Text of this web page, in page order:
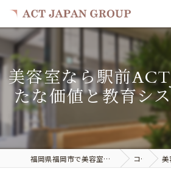
美容室なら駅前
たな価値と教育シ
福岡県福岡市で美容室の求人ならACT JAPAN GROUP コラム 美容